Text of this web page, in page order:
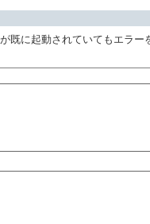
既に起動されていてもエラー